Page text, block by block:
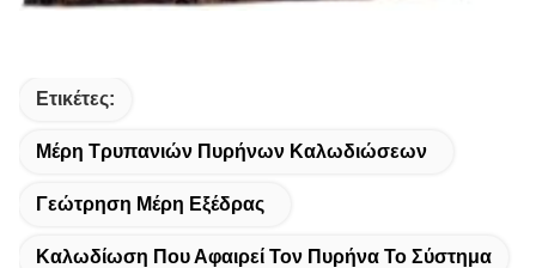
Ετικέτες:
Μέρη Τρυπανιών Πυρήνων Καλωδιώσεων
Γεώτρηση Μέρη Εξέδρας
Καλωδίωση Που Αφαιρεί Τον Πυρήνα Το Σύστημα